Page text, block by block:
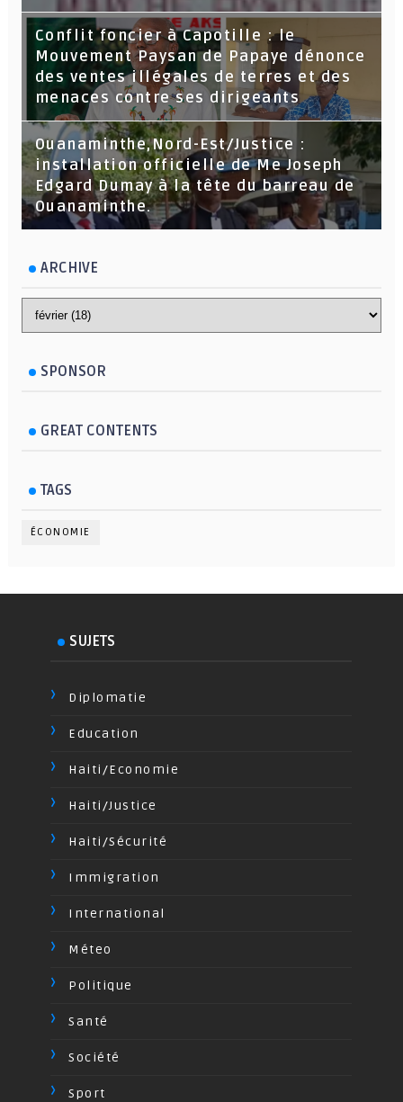
Conflit foncier à Capotille : le
Mouvement Paysan de Papaye dénonce
des ventes illégales de terres et des
menaces contre ses dirigeants
Ouanaminthe,Nord-Est/Justice :
installation officielle de Me Joseph
Edgard Dumay à la tête du barreau de
Ouanaminthe.
ARCHIVE
SPONSOR
GREAT CONTENTS
TAGS
ÉCONOMIE
SUJETS
Diplomatie
Education
Haiti/Economie
Haiti/Justice
Haiti/Sécurité
Immigration
International
Méteo
Politique
Santé
Société
Sport